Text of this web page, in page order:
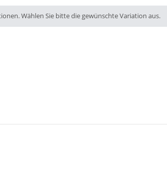
Wählen Sie bitte die gewünschte Variation aus.